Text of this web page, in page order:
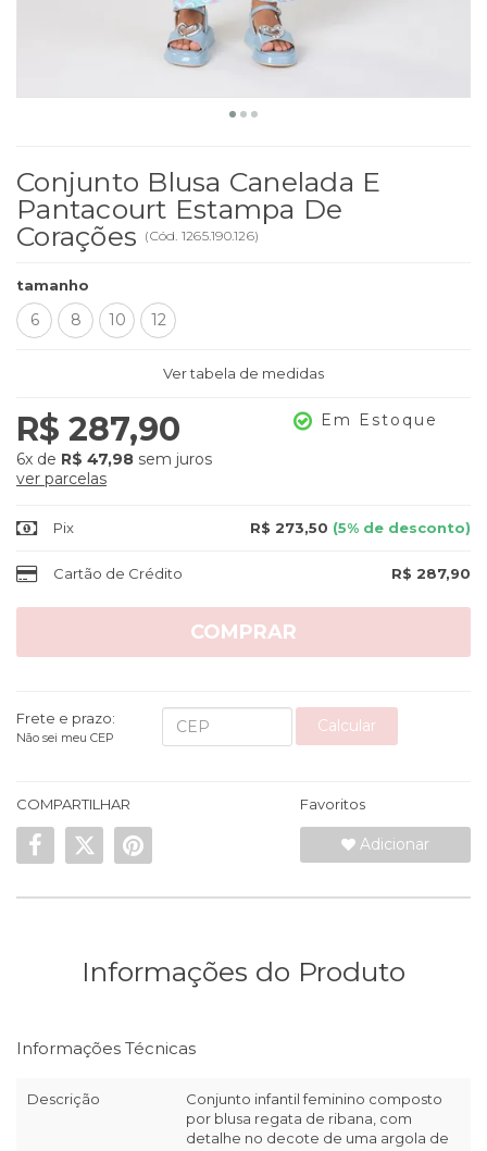
Conjunto Blusa Canelada E
Pantacourt Estampa De
Corações (Cód. 1265.190.126)
tamanho
6 8 10 12
Ver tabela de medidas
R$ 287,90
6x de R$ 47,98 sem juros
ver parcelas
Em Estoque
Pix R$ 273,50 (5% de desconto)
Cartão de Crédito R$ 287,90
COMPRAR
Frete e prazo:
Não sei meu CEP
Calcular
COMPARTILHAR Favoritos
Adicionar
Informações do Produto
Informações Técnicas
Descrição
Conjunto infantil feminino composto
por blusa regata de ribana, com
detalhe no decote de uma argola de